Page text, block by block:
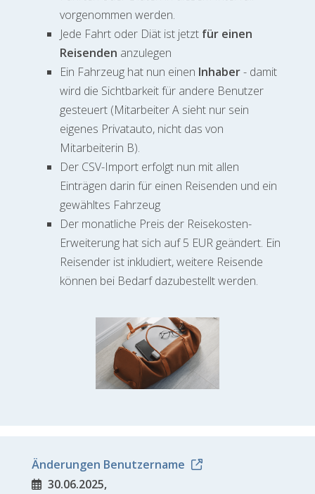
vorgenommen werden.
Jede Fahrt oder Diät ist jetzt für einen
Reisenden anzulegen
Ein Fahrzeug hat nun einen Inhaber- damit
wird die Sichtbarkeit für andere Benutzer
gesteuert (Mitarbeiter A sieht nur sein
eigenes Privatauto, nicht das von
Mitarbeiterin B).
Der CSV-Import erfolgt nun mit allen
Einträgen darin für einen Reisenden und ein
gewähltes Fahrzeug
Der monatliche Preis der Reisekosten-
Erweiterung hat sich auf 5 EUR geändert. Ein
Reisender ist inkludiert, weitere Reisende
können bei Bedarf dazubestellt werden.
Änderungen Benutzername
30.06.2025,